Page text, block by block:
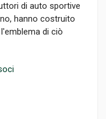
di auto sportive
hanno costruito
di ciò